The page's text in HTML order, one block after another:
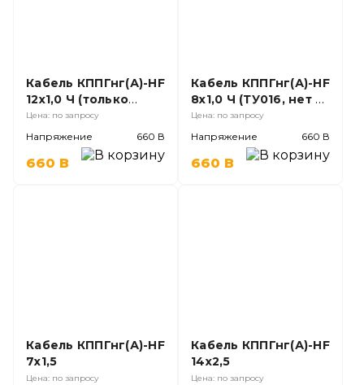
660 В
Кабель КППГнг(А)-HF
12х1,0 Ч (только
ТУ016, нет в ГОСТ);
Цена: по запросу
Напряжение 660 В
660 В
Кабель КППГнг(А)-HF
8х1,0 Ч (ТУ016, нет в
ГОСТ);
Цена: по запросу
Напряжение 660 В
Кабель КППГнг(А)-HF
7х1,5
Цена: по запросу
Кабель КППГнг(А)-HF
14х2,5
Цена: по запросу